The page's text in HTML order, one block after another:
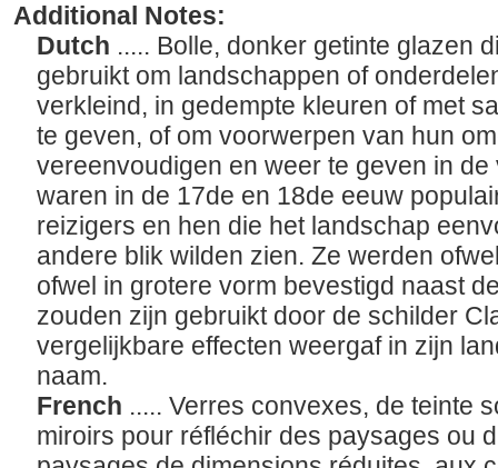
Additional Notes:
Dutch ..... Bolle, donker getinte glazen
gebruikt om landschappen of
verkleind, in gedempte kleuren of met
te geven, of om voorwerpen van hun
vereenvoudigen en weer te geven in
waren in de 17de en 18de eeuw
reizigers en hen die het landschap
andere blik wilden zien. Ze werden
ofwel in grotere vorm bevestigd naast
zouden zijn gebruikt door de schilder
vergelijkbare effecten weergaf in zijn
naam.
French ..... Verres convexes, de teinte
miroirs pour réfléchir des paysages ou